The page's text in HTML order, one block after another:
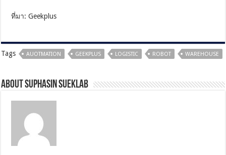
ที่มา: Geekplus
Tags AUOTMATION GEEKPLUS LOGISTIC ROBOT WAREHOUSE
About Suphasin Sueklab